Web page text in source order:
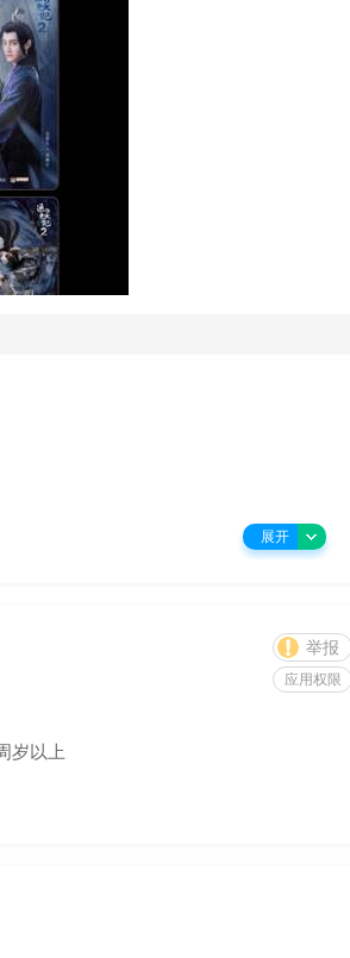
气激萌超酷美腻，总有适合你
展开
举报
应用权限
岁以上